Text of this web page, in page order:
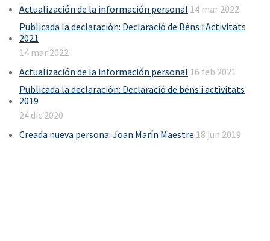
Actualización de la información personal 14 mar 2022
Publicada la declaración: Declaració de Béns i Activitats
2021
14 mar 2022
Actualización de la información personal 16 feb 2021
Publicada la declaración: Declaració de béns i activitats
2019
24 dic 2020
Creada nueva persona: Joan Marín Maestre 18 jun 2019